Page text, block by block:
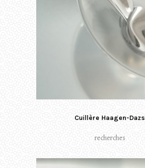
Cuillère Haagen-Dazs
recherches